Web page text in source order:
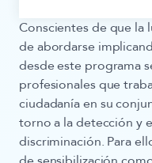
Conscientes de que la
de abordarse
desde este programa
profesionales que
ciudadanía en su
torno a la detección y
discriminación. Para